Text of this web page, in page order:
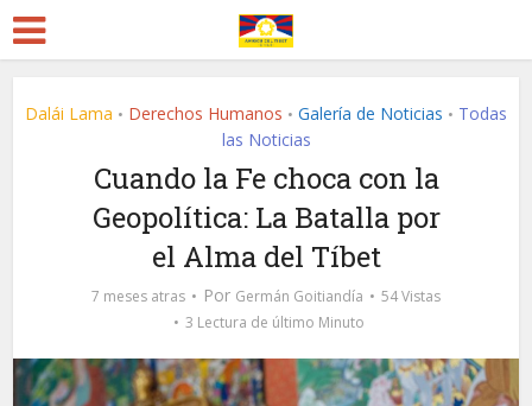
Dalái Lama • Derechos Humanos • Galería de Noticias • Todas
las Noticias
Cuando la Fe choca con la
Geopolítica: La Batalla por
el Alma del Tíbet
7 meses atras Por Germán Goitiandía
54 Vistas
3 Lectura de último Minuto